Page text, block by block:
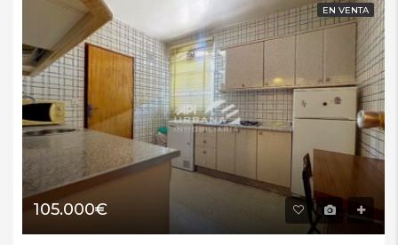
EN VENTA
105.000€